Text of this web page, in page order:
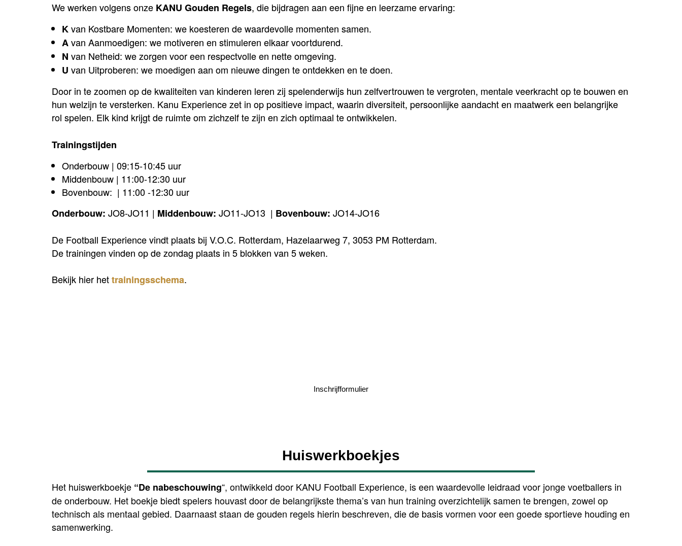
We werken volgens onze KANU Gouden Regels, die bijdragen aan een fijne en leerzame ervaring:
Kvan Kostbare Momenten: we koesteren de waardevolle momenten samen.
Avan Aanmoedigen: we motiveren en stimuleren elkaar voortdurend.
N van Netheid: we zorgen voor een respectvolle en nette omgeving.
U van Uitproberen: we moedigen aan om nieuwe dingen te ontdekken en te doen.
Door in te zoomen op de kwaliteiten van kinderen leren zij spelenderwijs hun zelfvertrouwen te vergroten, mentale veerkracht op te bouwen en
hun welzijn te versterken. Kanu Experience zet in op positieve impact, waarin diversiteit, persoonlijke aandacht en maatwerk een belangrijke
rol spelen. Elk kind krijgt de ruimte om zichzelf te zijn en zich optimaal te ontwikkelen.
Trainingstijden
Onderbouw | 09:15-10:45 uur
Middenbouw | 11:00-12:30 uur
Bovenbouw: | 11:00 -12:30 uur
Onderbouw: JO8-JO11 | Middenbouw: JO11-JO13 | Bovenbouw: JO14-JO16
De Football Experience vindt plaats bij V.O.C. Rotterdam, Hazelaarweg 7, 3053 PM Rotterdam.
De trainingen vinden op de zondag plaats in 5 blokken van 5 weken.
Bekijk hier hettrainingsschema.
Inschrijfformulier
Huiswerkboekjes
Het huiswerkboekje “De nabeschouwing“, ontwikkeld door KANU Football Experience, is een waardevolle leidraad voor jonge voetballers in
de onderbouw. Het boekje biedt spelers houvast door de belangrijkste thema’s van hun training overzichtelijk samen te brengen, zowel op
technisch als mentaal gebied. Daarnaast staan de gouden regels hierin beschreven, die de basis vormen voor een goede sportieve houding en
samenwerking.